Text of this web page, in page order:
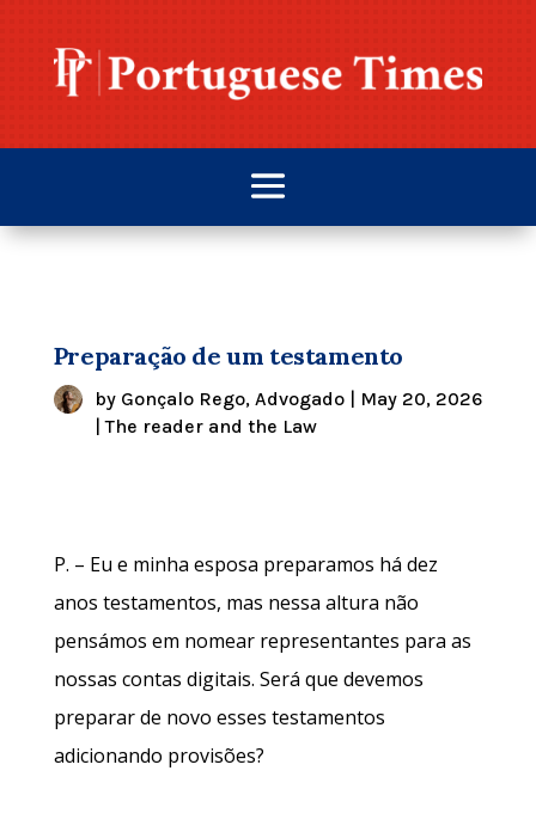
Preparação de um testamento
by Gonçalo Rego, Advogado| May 20, 2026
|The reader and the Law
P. – Eu e minha esposa preparamos há dez
anos testamentos, mas nessa altura não
pensámos em nomear representantes para as
nossas contas digitais. Será que devemos
preparar de novo esses testamentos
adicionando provisões?